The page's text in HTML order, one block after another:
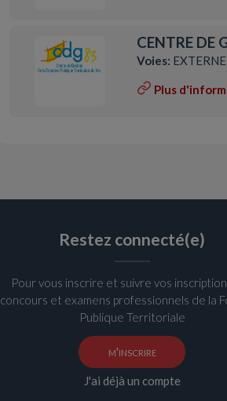
CENTRE DE
Voies: EXTERNE
Plus
Restez connecté(e)
Pour vous inscrire et suivre vos
concours et examens professionnels de la
Publique Territoriale
m'inscrire
J'ai déjà un compte